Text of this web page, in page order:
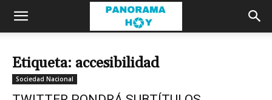
Etiqueta: accesibilidad
Sociedad Nacional